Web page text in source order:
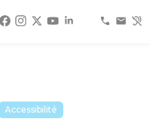
Accessibilité